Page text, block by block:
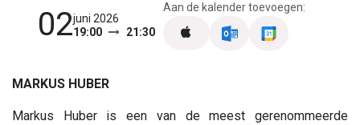
02juni 2026
19:00
21:30
Aan de kalender toevoegen:
MARKUS HUBER
Markus Huber is een van de meest gerenommeerde